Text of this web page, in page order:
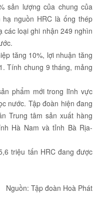
sản lượng của chung của
nguồn HRC là ống thép
các loại ghi nhận 249 nghìn
tăng 10%, lợi nhuận tăng
Tính chung 9 tháng, mảng
phẩm mới trong lĩnh vực
nước. Tập đoàn hiện đang
Trung tâm sản xuất hàng
Hà Nam và tỉnh Bà Rịa-
triệu tấn HRC đang được
Nguồn: Tập đoàn Hoà Phát